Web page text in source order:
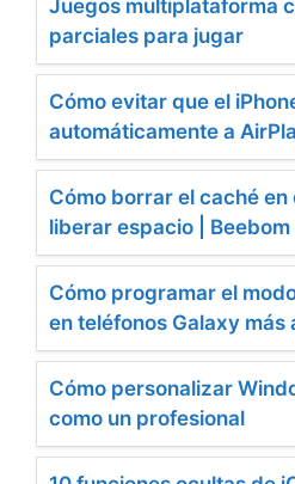
Juegos multiplataforma
parciales para jugar
Cómo evitar que el
automáticamente a
Cómo borrar el caché en
liberar espacio | Beebom
Cómo programar el
en teléfonos Galaxy más
Cómo personalizar
como un profesional